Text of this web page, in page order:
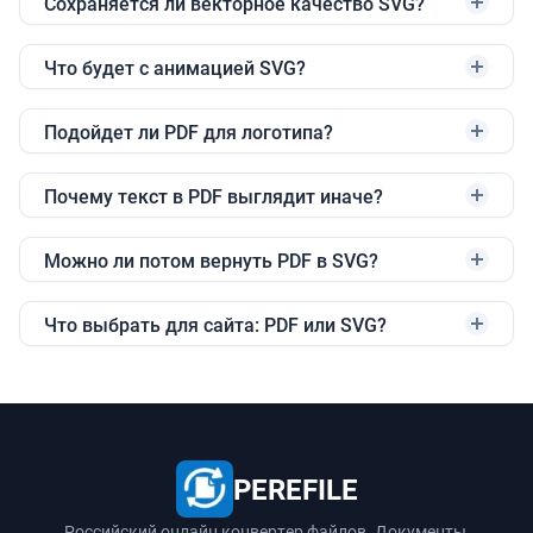
Что будет с анимацией SVG?
Подойдет ли PDF для логотипа?
Почему текст в PDF выглядит иначе?
Можно ли потом вернуть PDF в SVG?
Что выбрать для сайта: PDF или SVG?
PEREFILE